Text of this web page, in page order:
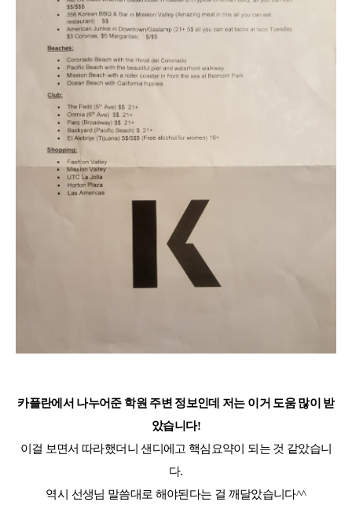
카플란에서 나누어준 학원 주변 정보인데 저는 이거 도움 많이 받
았습니다!
이걸 보면서 따라했더니 샌디에고 핵심요약이 되는 것 같았습니
다.
역시 선생님 말씀대로 해야된다는 걸 깨달았습니다^^